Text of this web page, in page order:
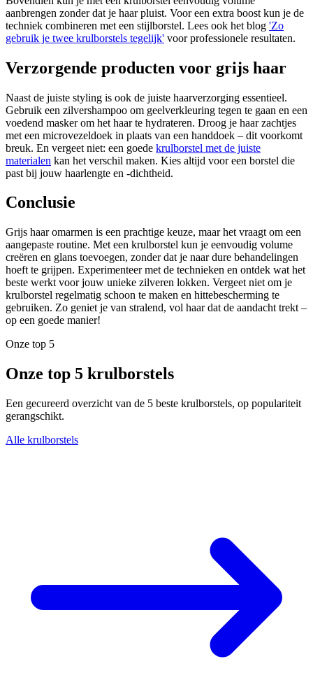
aanbrengen zonder dat je haar pluist. Voor een extra boost kun je de
techniek combineren met een stijlborstel. Lees ook het blog 'Zo
gebruik je twee krulborstels tegelijk' voor professionele resultaten.
Verzorgende producten voor grijs haar
Naast de juiste styling is ook de juiste haarverzorging essentieel.
Gebruik een zilvershampoo om geelverkleuring tegen te gaan en een
voedend masker om het haar te hydrateren. Droog je haar zachtjes
met een microvezeldoek in plaats van een handdoek – dit voorkomt
breuk. En vergeet niet: een goede krulborstel met de juiste
materialen kan het verschil maken. Kies altijd voor een borstel die
past bij jouw haarlengte en -dichtheid.
Conclusie
Grijs haar omarmen is een prachtige keuze, maar het vraagt om een
aangepaste routine. Met een krulborstel kun je eenvoudig volume
creëren en glans toevoegen, zonder dat je naar dure behandelingen
hoeft te grijpen. Experimenteer met de technieken en ontdek wat het
beste werkt voor jouw unieke zilveren lokken. Vergeet niet om je
krulborstel regelmatig schoon te maken en hittebescherming te
gebruiken. Zo geniet je van stralend, vol haar dat de aandacht trekt –
op een goede manier!
Onze top 5
Onze top 5 krulborstels
Een gecureerd overzicht van de 5 beste krulborstels, op populariteit
gerangschikt.
Alle krulborstels